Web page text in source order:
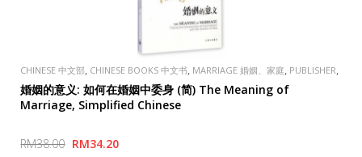
CHINESE 中文部, CHINESE BOOKS 中文书, MARRIAGE 婚姻、家庭, PUBLISHER,
FAVOR BOOKSTORE 喜悦书房
婚姻的意义: 如何在婚姻中委身 (简) The Meaning of
Marriage, Simplified Chinese
RM38.00 RM34.20